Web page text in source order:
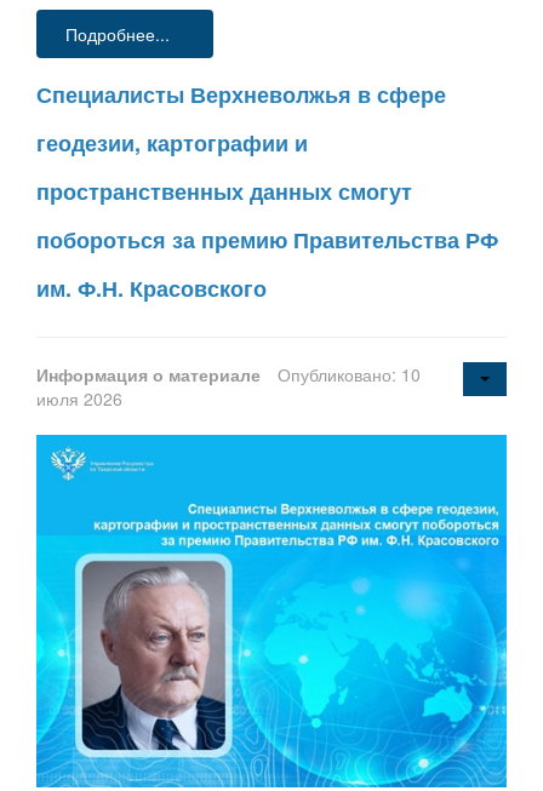
Подробнее...
Специалисты Верхневолжья в сфере
геодезии, картографии и
пространственных данных смогут
побороться за премию Правительства РФ
им. Ф.Н. Красовского
Информация о материале
Опубликовано: 10
июля 2026